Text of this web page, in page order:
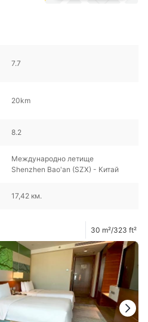
7.7
20km
8.2
Международно летище
Shenzhen Bao'an (SZX) - Китай
17,42 км.
30 m²/323 ft²